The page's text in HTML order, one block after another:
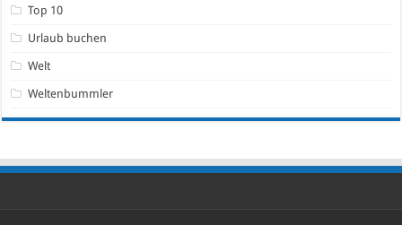
Top 10
Urlaub buchen
Welt
Weltenbummler